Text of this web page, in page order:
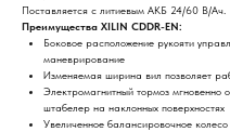
Поставляется с литиевым АКБ 24/60 В/Ач.
Преимущества XILIN CDDR-EN:
Боковое расположение рукояти
маневрирование
Изменяемая ширина вил позволяет
Электромагнитный тормоз мгновенно
штабелер на наклонных поверхностях
Увеличенное балансировочное